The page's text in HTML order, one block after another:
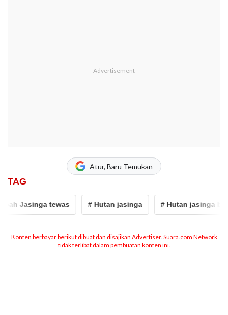
Atur, Baru Temukan
TAG
Jasinga tewas # Hutan jasinga # Hutan jasinga bogor